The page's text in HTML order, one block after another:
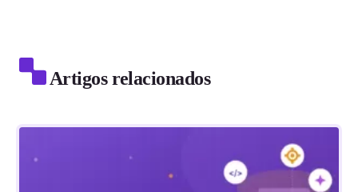
Artigos relacionados